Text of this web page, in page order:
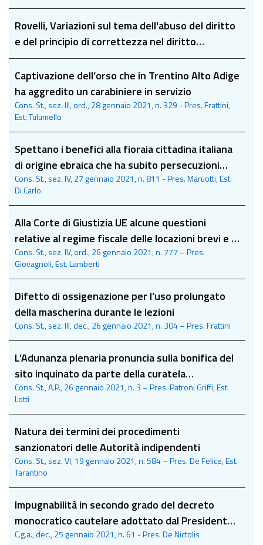
Rovelli, Variazioni sul tema dell'abuso del diritto
e del principio di correttezza nel diritto
societario
Captivazione dell’orso che in Trentino Alto Adige
ha aggredito un carabiniere in servizio
Cons. St., sez. III, ord., 28 gennaio 2021, n. 329 - Pres. Frattini,
Est. Tulumello
Spettano i benefici alla fioraia cittadina italiana
di origine ebraica che ha subito persecuzioni
prima del 25 aprile 1945
Cons. St., sez. IV, 27 gennaio 2021, n. 811 - Pres. Maruotti, Est.
Di Carlo
Alla Corte di Giustizia UE alcune questioni
relative al regime fiscale delle locazioni brevi e ai
contorni del dovere di rimessione in capo al
Giudice di ultima istanza
Cons. St., sez. IV, ord., 26 gennaio 2021, n. 777 – Pres.
Giovagnoli, Est. Lamberti
Difetto di ossigenazione per l’uso prolungato
della mascherina durante le lezioni
Cons. St., sez. III, dec., 26 gennaio 2021, n. 304 – Pres. Frattini
L’Adunanza plenaria pronuncia sulla bonifica del
sito inquinato da parte della curatela
fallimentare
Cons. St., A.P., 26 gennaio 2021, n. 3 – Pres. Patroni Griffi, Est.
Lotti
Natura dei termini dei procedimenti
sanzionatori delle Autorità indipendenti
Cons. St., sez. VI, 19 gennaio 2021, n. 584 – Pres. De Felice, Est.
Tarantino
Impugnabilità in secondo grado del decreto
monocratico cautelare adottato dal Presidente
del Tar
C.g.a., dec., 25 gennaio 2021, n. 61 - Pres. De Nictolis